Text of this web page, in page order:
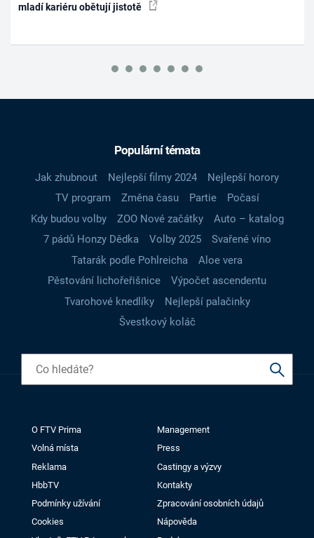
mladí kariéru obětují jistotě
Populární témata
Jak zhubnout Nejlepší filmy 2024
Nejlepší horory
TV program
Změna času Partie
Počasí
Kdy budou volby
ZOO Nové začátky
Auto – katalog
7 pádů Honzy Dědka
Volby 2025
Svařené víno
Tatarák podle Pohlreicha
Aloe vera
Pěstování lichořeřišnice
Výpočet ascendentu
Tvarohové knedlíky
Nejlepší palačinky
Švestkový koláč
O FTV Prima
Management
Volná místa
Press
Reklama
Castingy a výzvy
HbbTV
Kontakty
Podmínky užívání
Zpracování osobních údajů
Cookies
Nápověda